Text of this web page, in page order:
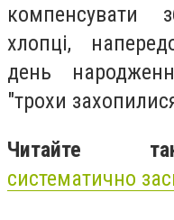
компенсувати
хлопці,
день
"трохи
Читайте
систематично